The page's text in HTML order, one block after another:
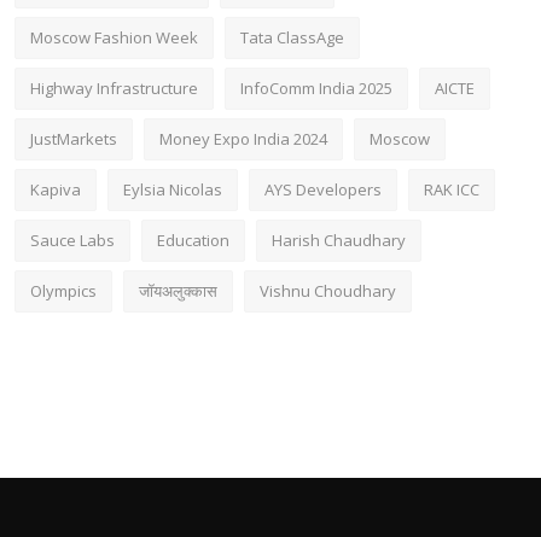
Moscow Fashion Week Tata ClassAge
Highway Infrastructure InfoComm India 2025 AICTE
JustMarkets Money Expo India 2024 Moscow
Kapiva Eylsia Nicolas AYS Developers RAK ICC
Sauce Labs Education Harish Chaudhary
Olympics जॉयअलुक्कास Vishnu Choudhary